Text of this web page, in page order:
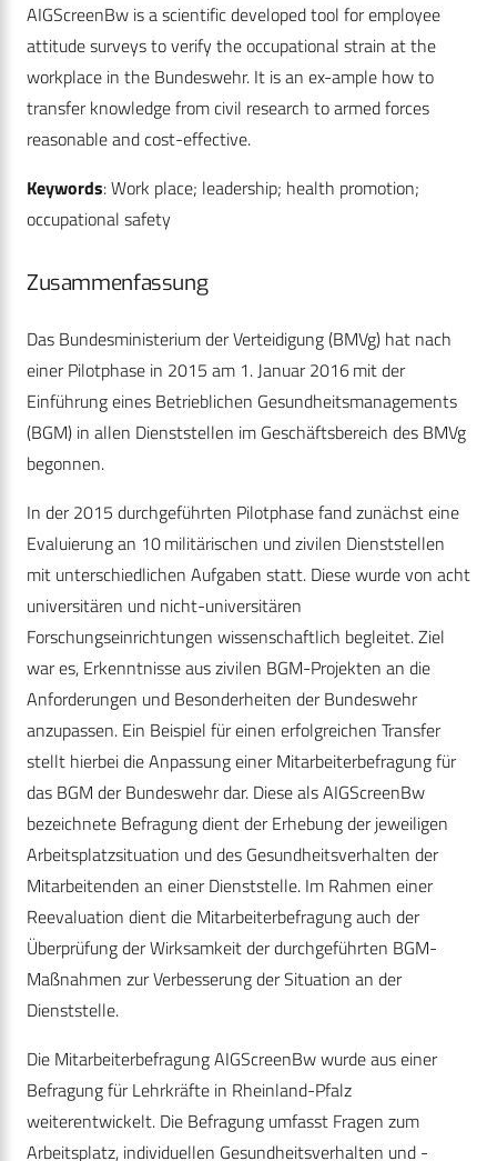
AIGScreenBw is a scientific developed tool for employee
attitude surveys to verify the occupational strain at the
workplace in the Bundeswehr. It is an ex-ample how to
transfer knowledge from civil research to armed forces
reasonable and cost-effective.
Keywords: Work place; leadership; health promotion;
occupational safety
Zusammenfassung
Das Bundesministerium der Verteidigung (BMVg) hat nach
einer Pilotphase in 2015 am 1. Januar 2016 mit der
Einführung eines Betrieblichen Gesundheitsmanagements
(BGM) in allen Dienststellen im Geschäftsbereich des BMVg
begonnen.
In der 2015 durchgeführten Pilotphase fand zunächst eine
Evaluierung an 10 militärischen und zivilen Dienststellen
mit unterschiedlichen Aufgaben statt. Diese wurde von acht
universitären und nicht-universitären
Forschungseinrichtungen wissenschaftlich begleitet. Ziel
war es, Erkenntnisse aus zivilen BGM-Projekten an die
Anforderungen und Besonderheiten der Bundeswehr
anzupassen. Ein Beispiel für einen erfolgreichen Transfer
stellt hierbei die Anpassung einer Mitarbeiterbefragung für
das BGM der Bundeswehr dar. Diese als AIGScreenBw
bezeichnete Befragung dient der Erhebung der jeweiligen
Arbeitsplatzsituation und des Gesundheitsverhalten der
Mitarbeitenden an einer Dienststelle. Im Rahmen einer
Reevaluation dient die Mitarbeiterbefragung auch der
Überprüfung der Wirksamkeit der durchgeführten BGM-
Maßnahmen zur Verbesserung der Situation an der
Dienststelle.
Die Mitarbeiterbefragung AIGScreenBw wurde aus einer
Befragung für Lehrkräfte in Rheinland-Pfalz
weiterentwickelt. Die Befragung umfasst Fragen zum
Arbeitsplatz, individuellen Gesundheitsverhalten und -